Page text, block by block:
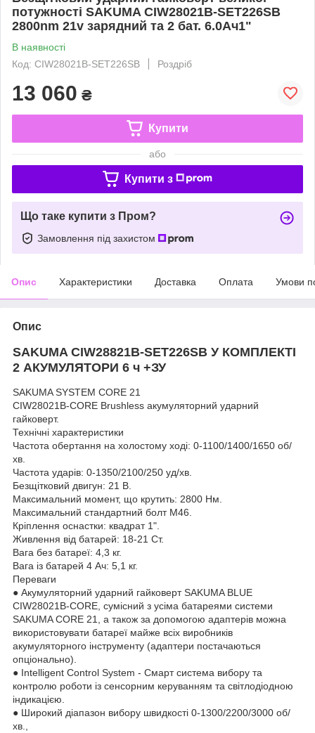
потужності SAKUMA CIW28021B-SET226SB
2800nm ​​21v зарядний та 2 бат. 6.0Ач1"
В наявності
Код: CIW28021B-SET226SB
Роздріб
13 060 ₴
Купити
або
Купити з
Що таке купити з Пром?
Замовлення під захистом
Опис Характеристики Доставка Оплата Умови
Опис
SAKUMA CIW28821B-SET226SB У КОМПЛЕКТІ
2 АКУМУЛЯТОРИ 6 ч +ЗУ
SAKUMA SYSTEM CORE 21
CIW28021B-CORE Brushless акумуляторний ударний
гайковерт.
Технічні характеристики
Частота обертання на холостому ході: 0-1100/1400/1650 об/
хв.
Частота ударів: 0-1350/2100/250 уд/хв.
Безщітковий двигун: 21 В.
Максимальний момент, що крутить: 2800 Нм.
Максимальний стандартний болт М46.
Кріплення оснастки: квадрат 1".
Живлення від батарей: 18-21 Ст.
Вага без батареї: 4,3 кг.
Вага із батарей 4 Ач: 5,1 кг.
Переваги
● Акумуляторний ударний гайковерт SAKUMA BLUE
CIW28021B-CORE, сумісний з усіма батареями системи
SAKUMA CORE 21, а також за допомогою адаптерів можна
використовувати батареї майже всіх виробників
акумуляторного інструменту (адаптери постачаються
опціонально).
● Intelligent Control System - Смарт система вибору та
контролю роботи із сенсорним керуванням та світлодіодною
індикацією.
● Широкий діапазон вибору швидкості 0-1300/2200/3000 об/
хв.,